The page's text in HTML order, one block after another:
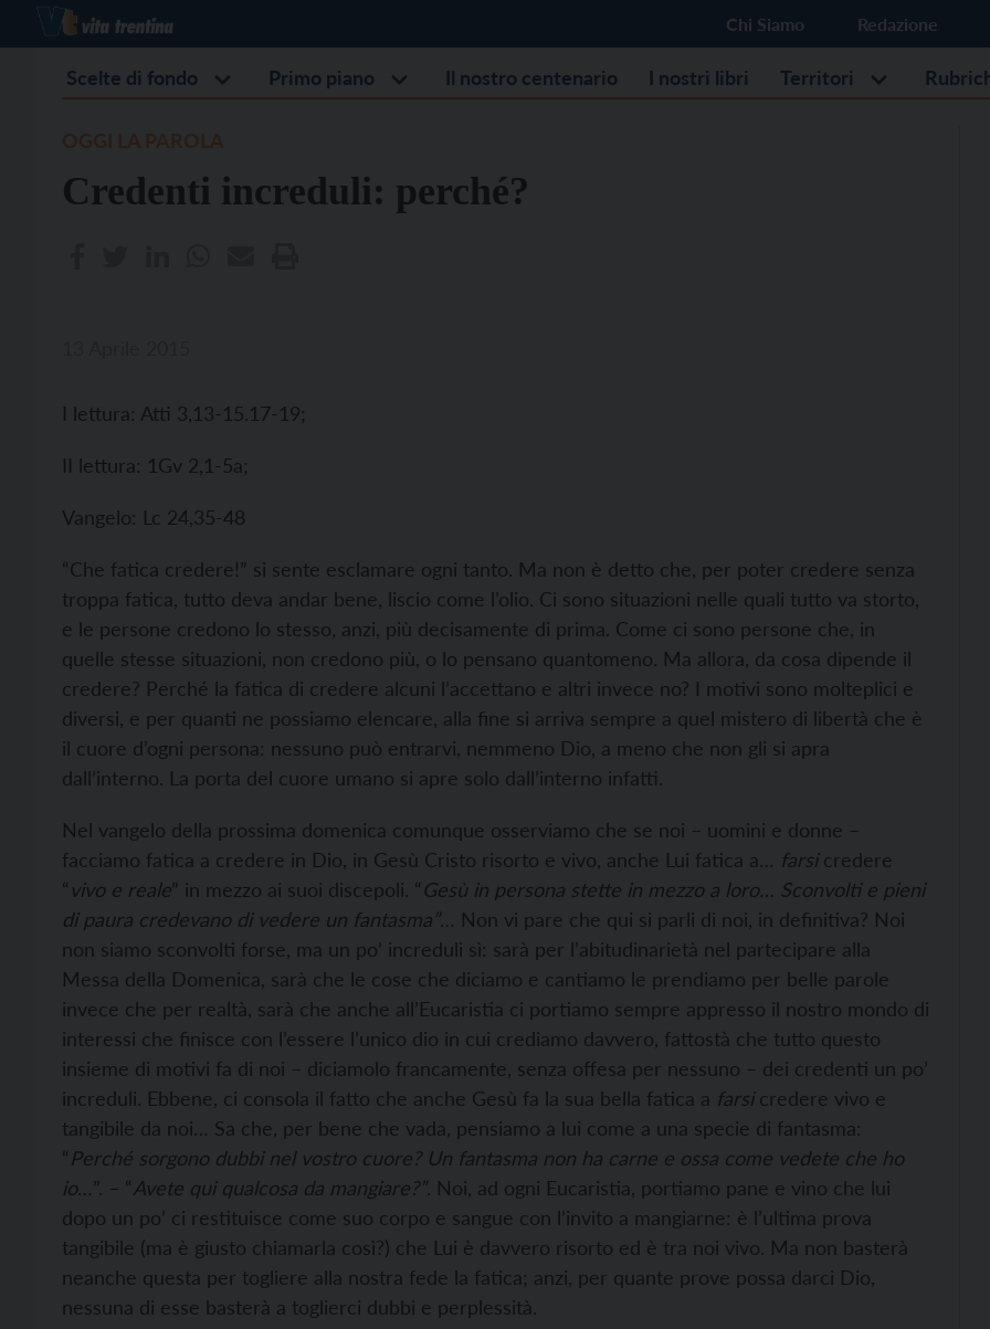
Chi Siamo Redazione
Scelte di fondo Primo piano Il nostro centenario I nostri libri Territori
Credenti increduli: perché?
I lettura: Atti 3,13-15.17-19;
II lettura: 1Gv 2,1-5a;
Vangelo: Lc 24,35-48
“Che fatica credere!” si sente esclamare ogni tanto. Ma non è detto che, per poter credere senza
troppa fatica, tutto deva andar bene, liscio come l’olio. Ci sono situazioni nelle quali tutto va storto,
e le persone credono lo stesso, anzi, più decisamente di prima. Come ci sono persone che, in
quelle stesse situazioni, non credono più, o lo pensano quantomeno. Ma allora, da cosa dipende il
credere? Perché la fatica di credere alcuni l’accettano e altri invece no? I motivi sono molteplici e
diversi, e per quanti ne possiamo elencare, alla fine si arriva sempre a quel mistero di libertà che è
il cuore d’ogni persona: nessuno può entrarvi, nemmeno Dio, a meno che non gli si apra
dall’interno. La porta del cuore umano si apre solo dall’interno infatti.
Nel vangelo della prossima domenica comunque osserviamo che se noi – uomini e donne –
facciamo fatica a credere in Dio, in Gesù Cristo risorto e vivo, anche Lui fatica a… farsicredere
“ vivo e reale” in mezzo ai suoi discepoli. “ Gesù in persona stette in mezzo a loro… Sconvolti e pieni
di paura credevano di vedere un fantasma”… Non vi pare che qui si parli di noi, in definitiva? Noi
non siamo sconvolti forse, ma un po’ increduli sì: sarà per l’abitudinarietà nel partecipare alla
Messa della Domenica, sarà che le cose che diciamo e cantiamo le prendiamo per belle parole
invece che per realtà, sarà che anche all’Eucaristia ci portiamo sempre appresso il nostro mondo di
interessi che finisce con l’essere l’unico dio in cui crediamo davvero, fattostà che tutto questo
insieme di motivi fa di noi – diciamolo francamente, senza offesa per nessuno – dei credenti un po’
increduli. Ebbene, ci consola il fatto che anche Gesù fa la sua bella fatica a farsicredere vivo e
tangibile da noi… Sa che, per bene che vada, pensiamo a lui come a una specie di fantasma:
“Perché sorgono dubbi nel vostro cuore? Un fantasma non ha carne e ossa come vedete che ho
io…”. – “Avete qui qualcosa da mangiare?”. Noi, ad ogni Eucaristia, portiamo pane e vino che lui
dopo un po’ ci restituisce come suo corpo e sangue con l’invito a mangiarne: è l’ultima prova
tangibile (ma è giusto chiamarla così?) che Lui è davvero risorto ed è tra noi vivo. Ma non basterà
neanche questa per togliere alla nostra fede la fatica; anzi, per quante prove possa darci Dio,
nessuna di esse basterà a toglierci dubbi e perplessità.